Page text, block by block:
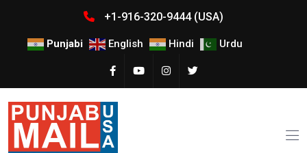
+1-916-320-9444 (USA)
Punjabi English Hindi Urdu